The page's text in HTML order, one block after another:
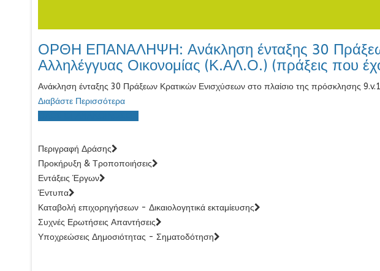
ΟΡΘΗ ΕΠΑΝΑΛΗΨΗ: Ανάκληση ένταξης 30
Αλληλέγγυας Οικονομίας (Κ.ΑΛ.Ο.) (πράξεις που
Ανάκληση ένταξης 30 Πράξεων Κρατικών Ενισχύσεων στο πλαίσιο της πρόσκλησης
Διαβάστε Περισσότερα
Περιγραφή Δράσης
Προκήρυξη & Τροποποιήσεις
Εντάξεις Έργων
Έντυπα
Καταβολή επιχορηγήσεων - Δικαιολογητικά εκταμίευσης
Συχνές Ερωτήσεις Απαντήσεις
Υποχρεώσεις Δημοσιότητας - Σηματοδότηση